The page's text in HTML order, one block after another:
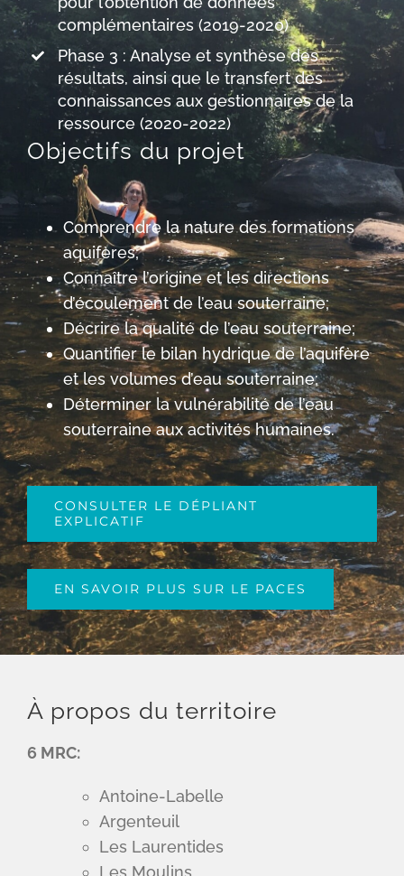
complémentaires (2019-2020)
Phase 3 : Analyse et synthèse des
résultats, ainsi que le transfert des
connaissances aux gestionnaires de la
ressource (2020-2022)
Objectifs du projet
Comprendre la nature des formations
aquifères;
Connaître l’origine et les directions
d’écoulement de l’eau souterraine;
Décrire la qualité de l’eau souterraine;
Quantifier le bilan hydrique de l’aquifère
et les volumes d’eau souterraine;
Déterminer la vulnérabilité de l’eau
souterraine aux activités humaines.
CONSULTER LE DÉPLIANT
EXPLICATIF
EN SAVOIR PLUS SUR LE PACES
À propos du territoire
6 MRC:
Antoine-Labelle
Argenteuil
Les Laurentides